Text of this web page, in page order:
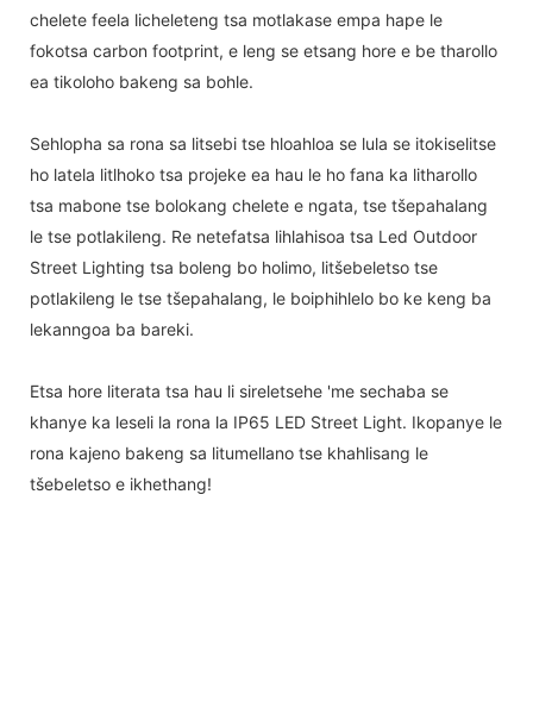
chelete feela licheleteng tsa motlakase empa hape le
fokotsa carbon footprint, e leng se etsang hore e be tharollo
ea tikoloho bakeng sa bohle.
Sehlopha sa rona sa litsebi tse hloahloa se lula se itokiselitse
ho latela litlhoko tsa projeke ea hau le ho fana ka litharollo
tsa mabone tse bolokang chelete e ngata, tse tšepahalang
le tse potlakileng. Re netefatsa lihlahisoa tsa Led Outdoor
Street Lighting tsa boleng bo holimo, litšebeletso tse
potlakileng le tse tšepahalang, le boiphihlelo bo ke keng ba
lekanngoa ba bareki.
Etsa hore literata tsa hau li sireletsehe 'me sechaba se
khanye ka leseli la rona la IP65 LED Street Light. Ikopanye le
rona kajeno bakeng sa litumellano tse khahlisang le
tšebeletso e ikhethang!